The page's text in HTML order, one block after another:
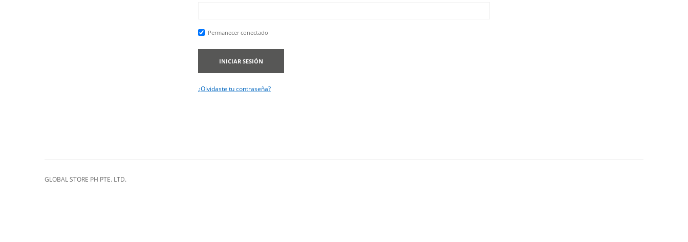
Permanecer conectado
INICIAR SESIÓN
¿Olvidaste tu contraseña?
GLOBAL STORE PH PTE. LTD.